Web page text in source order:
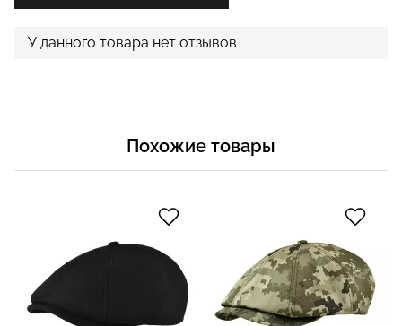
У данного товара нет отзывов
Похожие товары